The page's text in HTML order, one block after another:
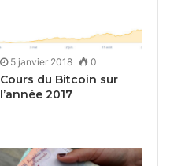
5 janvier 2018 0
Cours du Bitcoin sur
l’année 2017